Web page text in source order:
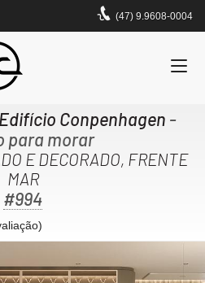
(47) 9.9608-0004
Conpenhagen -
para morar
E DECORADO, FRENTE
MAR
#994